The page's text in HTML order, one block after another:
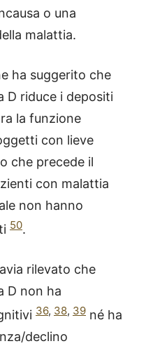
o una
malattia.
ha suggerito che
D riduce i depositi
la funzione
con lieve
che precede il
con malattia
non hanno
50.
rilevato che
D non ha
36, 38, 39 né ha
declino